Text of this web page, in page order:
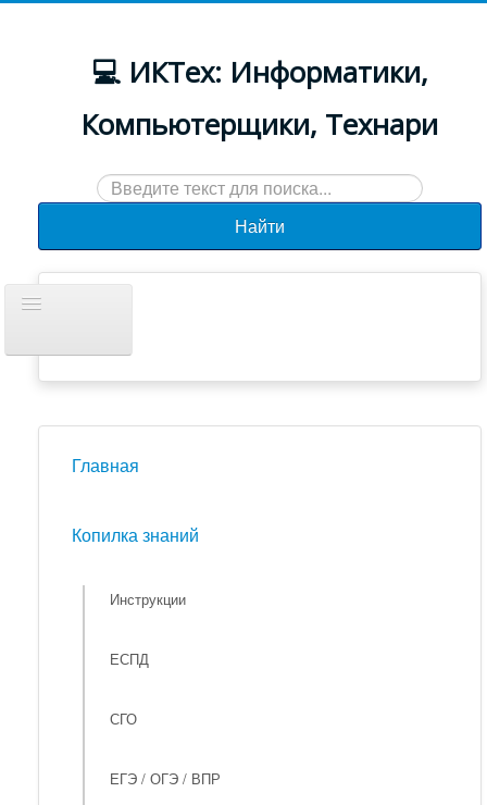
💻 ИКТех: Информатики,
Компьютерщики, Технари
Искать...
Найти
навигацию
Новости
Главная
Копилка знаний
Инструкции
ЕСПД
СГО
ЕГЭ / ОГЭ / ВПР